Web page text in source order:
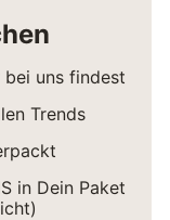
uns findest
Trends
in Dein Paket